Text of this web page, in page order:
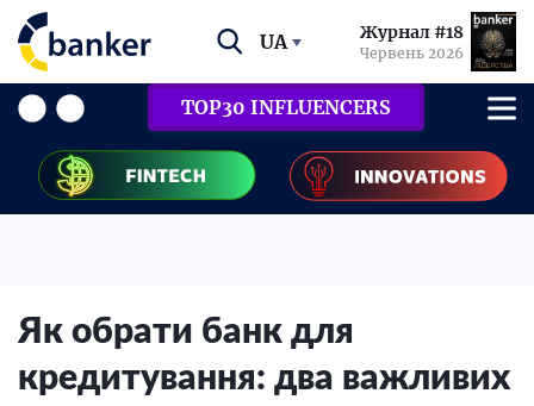
UA Журнал #18
Червень 2026
TOP30 INFLUENCERS
Як обрати банк для
кредитування: два важливих